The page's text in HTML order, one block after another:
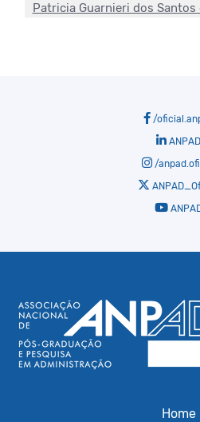
Patricia Guarnieri dos Santos
/
ANPAD
/
Home